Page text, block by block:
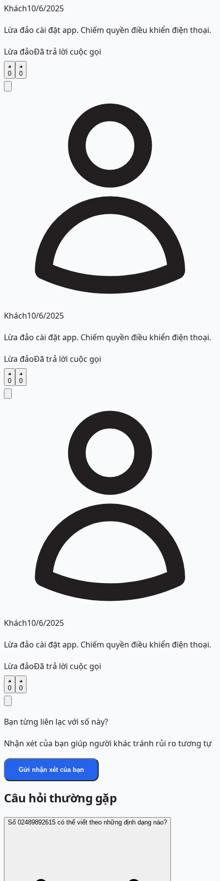
Khách10/6/2025
Lừa đảo cài đặt app. Chiếm quyền điều khiển điện thoại.
Lừa đảoĐã trả lời cuộc gọi
0 0
Khách10/6/2025
Lừa đảo cài đặt app. Chiếm quyền điều khiển điện thoại.
Lừa đảoĐã trả lời cuộc gọi
0 0
Khách10/6/2025
Lừa đảo cài đặt app. Chiếm quyền điều khiển điện thoại.
Lừa đảoĐã trả lời cuộc gọi
0 0
Bạn từng liên lạc với số này?
Nhận xét của bạn giúp người khác tránh rủi ro tương tự
Gửi nhận xét của bạn
Câu hỏi thường gặp
Số 02489892615 có thể viết theo những định dạng nào?